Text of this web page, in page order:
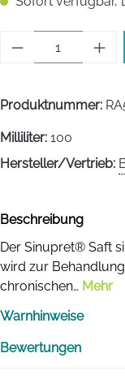
Produkt
Produktnummer:
Milliliter: 100
Hersteller/Vertrieb:
Beschreibung
Der Sinupret® Saft
wird zur
chronischen… Mehr
Warnhinweise
Bewertungen